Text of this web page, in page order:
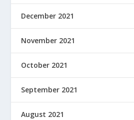
December 2021
November 2021
October 2021
September 2021
August 2021